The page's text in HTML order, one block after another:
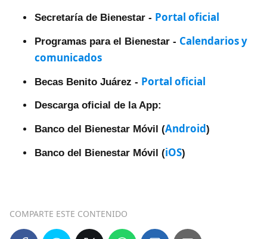
Secretaría de Bienestar - Portal oficial
Programas para el Bienestar - Calendarios y
comunicados
Becas Benito Juárez - Portal oficial
Descarga oficial de la App:
Banco del Bienestar Móvil (Android)
Banco del Bienestar Móvil (iOS)
COMPARTE ESTE CONTENIDO